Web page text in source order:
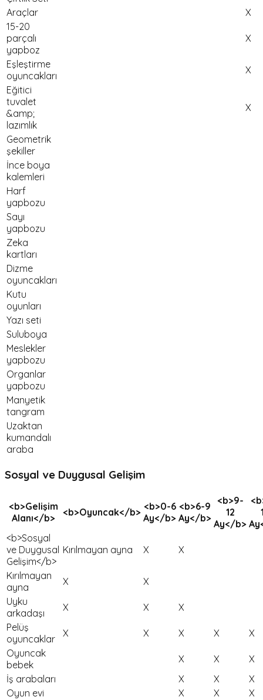
Araçlar
X
15-20
parçalı
yapboz
X
Eşleştirme
oyuncakları
X
Eğitici
tuvalet
&amp;
lazımlık
X
Geometrik
şekiller
İnce boya
kalemleri
Harf
yapbozu
Sayı
yapbozu
Zeka
kartları
Dizme
oyuncakları
Kutu
oyunları
Yazı seti
Suluboya
Meslekler
yapbozu
Organlar
yapbozu
Manyetik
tangram
Uzaktan
kumandalı
araba
Sosyal ve Duygusal Gelişim
<b>Gelişim
Alanı</b>
<b>Oyuncak</b> <b>0-6
Ay</b>
<b>6-9
Ay</b>
<b>9-
12
Ay</b>
<b>Sosyal
ve Duygusal
Gelişim</b>
Kırılmayan ayna X X
Kırılmayan
ayna
X
X
Uyku
arkadaşı
X X
X
Pelüş
oyuncaklar
X X X X
X
Oyuncak
bebek
X X
X
İş arabaları
X X
X
Oyun evi
X X
X